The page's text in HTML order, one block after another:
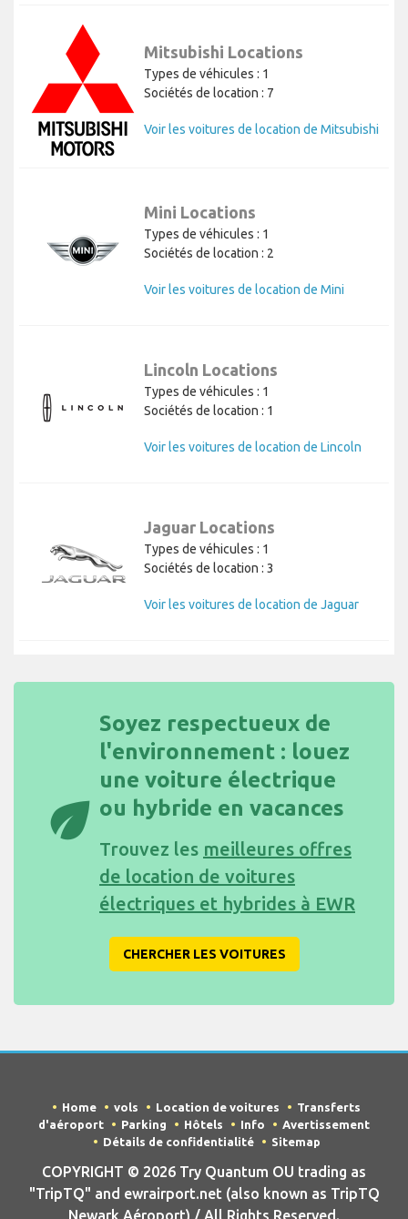
Mitsubishi Locations
Types de véhicules : 1
Sociétés de location : 7
Voir les voitures de location de Mitsubishi
Mini Locations
Types de véhicules : 1
Sociétés de location : 2
Voir les voitures de location de Mini
Lincoln Locations
Types de véhicules : 1
Sociétés de location : 1
Voir les voitures de location de Lincoln
Jaguar Locations
Types de véhicules : 1
Sociétés de location : 3
Voir les voitures de location de Jaguar
eco
Soyez respectueux de
l'environnement : louez
une voiture électrique
ou hybride en vacances
Trouvez les meilleures offres
de location de voitures
électriques et hybrides à EWR
CHERCHER LES VOITURES
Home vols Location de voitures
Transferts
d'aéroport
Parking Hôtels Info
Avertissement
Détails de confidentialité
Sitemap
COPYRIGHT © 2026 Try Quantum OU trading as
"TripTQ" and ewrairport.net (also known as TripTQ
Newark Aéroport) / All Rights Reserved.